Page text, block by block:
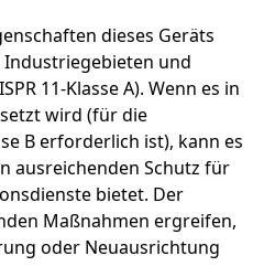
dieses Geräts
Industriegebieten und
11-Klasse A). Wenn es in
wird (für die
B erforderlich ist), kann es
ausreichenden Schutz für
bietet. Der
Maßnahmen ergreifen,
oder Neuausrichtung